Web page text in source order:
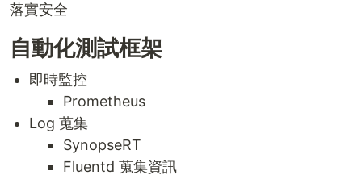
落實安全
自動化測試框架
即時監控
Prometheus
Log 蒐集
SynopseRT
Fluentd 蒐集資訊